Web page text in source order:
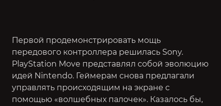
Первой продемонстрировать мощь
передового контроллера решилась Sony.
PlayStation Move представлял собой эволюцию
идей Nintendo. Геймерам снова предлагали
управлять происходящим на экране с
помощью «волшебных палочек». Казалось бы,